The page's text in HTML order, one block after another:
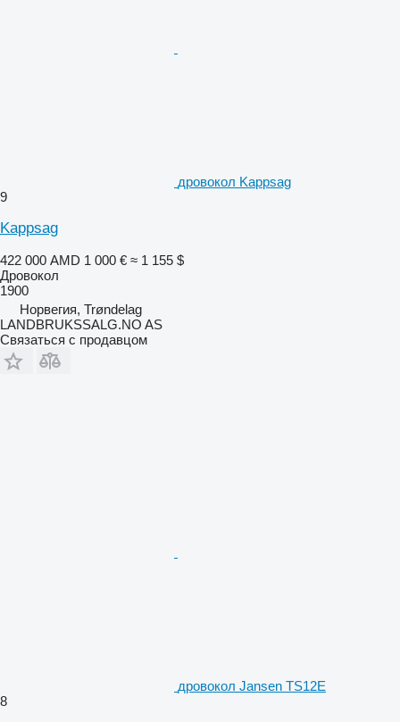
дровокол Kappsag
9
Kappsag
422 000 AMD 1 000 € ≈ 1 155 $
Дровокол
1900
Норвегия, Trøndelag
LANDBRUKSSALG.NO AS
Связаться с продавцом
дровокол Jansen TS12E
8